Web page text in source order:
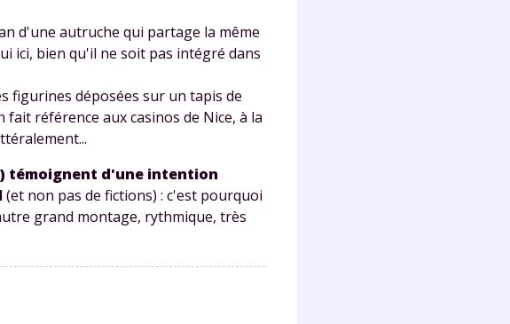
d'une autruche qui partage la même
ici, bien qu'il ne soit pas intégré dans
figurines déposées sur un tapis de
référence aux casinos de Nice, à la
témoignent d'une intention
(et non pas de fictions) : c'est pourquoi
grand montage, rythmique, très
et de
?